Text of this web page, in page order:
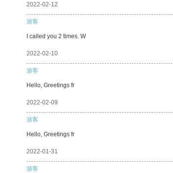
2022-02-12
游客
I called you 2 times. W
2022-02-10
游客
Hello, Greetings fr
2022-02-09
游客
Hello, Greetings fr
2022-01-31
游客